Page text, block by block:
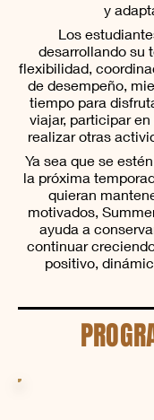
y
Los
desarrollando su
flexibilidad,
de desempeño,
tiempo para
viajar, participar
realizar otras
Ya sea que se
la próxima
quieran
motivados,
ayuda a
continuar
positivo,